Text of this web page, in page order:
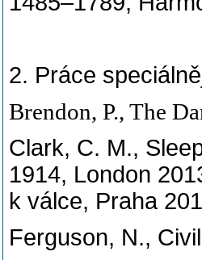
2. Práce
Brendon, P., The
Clark, C. M.,
1914, London
k válce, Praha
Ferguson, N.,